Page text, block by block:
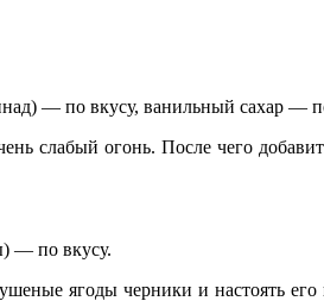
— по вкусу, ванильный сахар —
слабый огонь. После чего
— по вкусу.
ягоды черники и настоять